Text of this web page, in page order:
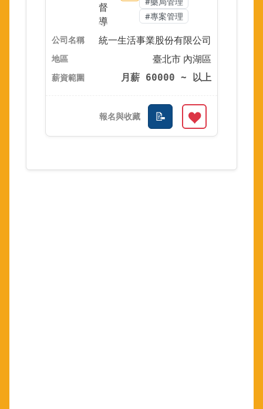
督
導
#專案管理
統一生活事業股份有限公司
臺北市 內湖區
月薪 60000 ~ 以上